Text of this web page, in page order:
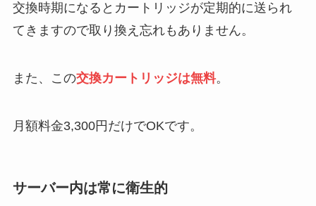
交換時期になるとカートリッジが定期的に送られ
てきますので取り換え忘れもありません。
また、この交換カートリッジは無料。
月額料金3,300円だけでOKです。
サーバー内は常に衛生的